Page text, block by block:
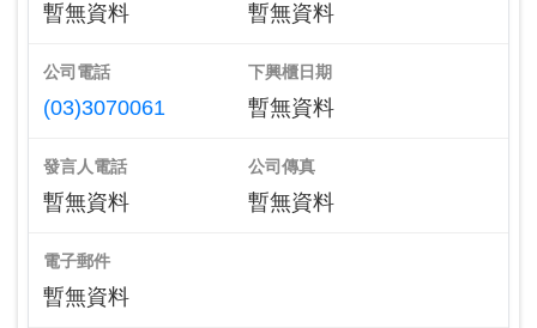
暫無資料 暫無資料
公司電話
(03)3070061
下興櫃日期
暫無資料
發言人電話
暫無資料
公司傳真
暫無資料
電子郵件
暫無資料